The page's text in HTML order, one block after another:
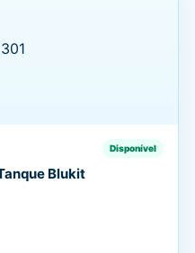
Disponível
Blukit